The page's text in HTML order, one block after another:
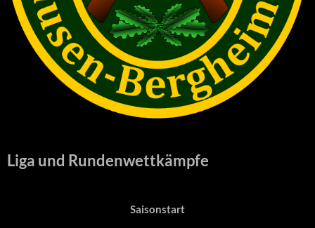
Liga und Rundenwettkämpfe
Saisonstart